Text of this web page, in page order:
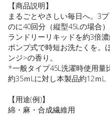
【商品説明】
まるごとやさしい毎日へ。3
のに40回分（縦型45Lの場合）
ランドリーリキッドを約3倍
ポンプ式で時短お洗たくを。
ンジ>の香り。
*一般タイプ45L洗濯時使用量
約35ｍLに対し本製品約12ｍL
【用途(例)】
綿・麻・合成繊維用